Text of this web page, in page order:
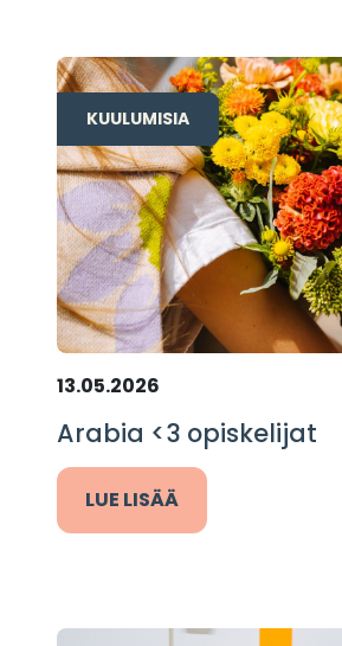
KUULUMISIA
13.05.2026
Arabia <3 opiskelijat
LUE LISÄÄ